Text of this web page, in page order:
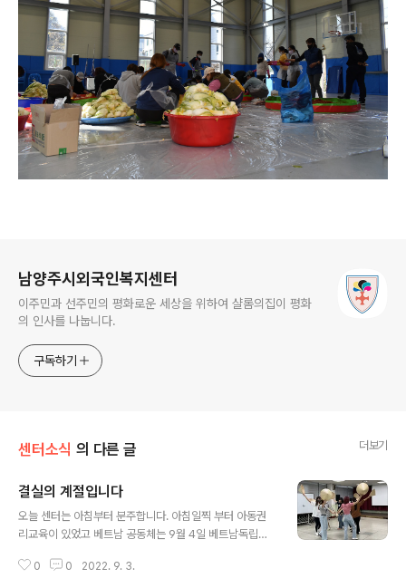
남양주시외국인복지센터
이주민과 선주민의 평화로운 세상을 위하여 샬롬의집이 평화
의 인사를 나눕니다.
구독하기
센터소식 의 다른 글 더보기
결실의 계절입니다
오늘 센터는 아침부터 분주합니다. 아침일찍 부터 아동권
리교육이 있었고 베트남 공동체는 9월 4일 베트남독립기
게 만들어진 중국공동체는 추석을 준비하는 월병을 만듭니
0 0 2022. 9. 3.